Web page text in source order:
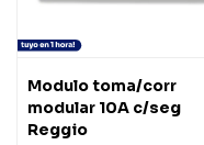
Modulo toma/corr
modular 10A c/seg
Reggio